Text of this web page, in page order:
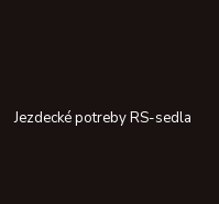
Jezdecké potreby RS-sedla